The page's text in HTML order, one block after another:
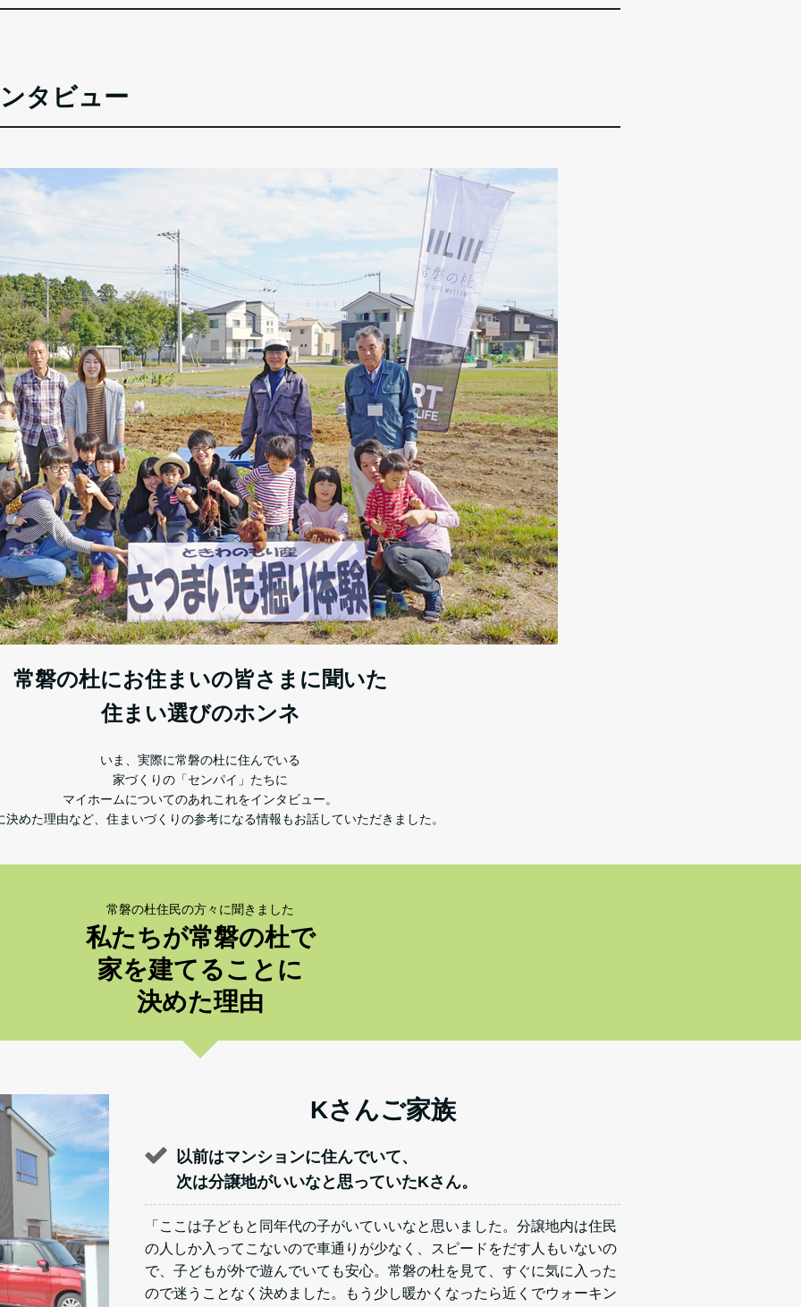
タビュー
常磐の杜にお住まいの皆さまに聞いた
住まい選びのホンネ
いま、実際に常磐の杜に住んでいる
家づくりの「センパイ」たちに
マイホームについてのあれこれをインタビュー。
決めた理由など、住まいづくりの参考になる情報もお話していただきました。
常磐の杜住民の方々に聞きました
私たちが常磐の杜で
家を建てることに
決めた理由
Kさんご家族
以前はマンションに住んでいて、
次は分譲地がいいなと思っていたKさん。
「ここは子どもと同年代の子がいていいなと思いました。分譲地内は住民
の人しか入ってこないので車通りが少なく、スピードをだす人もいないの
で、子どもが外で遊んでいても安心。常磐の杜を見て、すぐに気に入った
ので迷うことなく決めました。もう少し暖かくなったら近くでウォーキン